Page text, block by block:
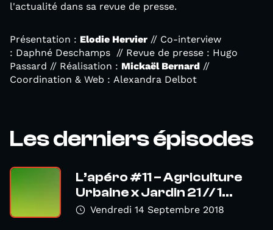
l'actualité dans sa revue de presse.
Présentation : Elodie Hervier // Co-interview
: Daphné Deschamps // Revue de presse : Hugo
Passard // Réalisation : Mickaël Bernard //
Coordination & Web : Alexandra Delbot
Les derniers épisodes
L’apéro #11 – Agriculture
Urbaine x Jardin 21 // 1...
Vendredi 14 Septembre 2018